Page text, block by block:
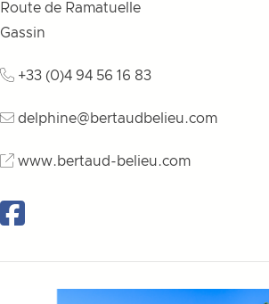
Route de Ramatuelle
Gassin
+33 (0)4 94 56 16 83
delphine@bertaudbelieu.com
www.bertaud-belieu.com
Facebook